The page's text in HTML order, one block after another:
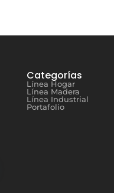
Categorías
Línea Hogar
Línea Madera
Línea Industrial
Portafolio